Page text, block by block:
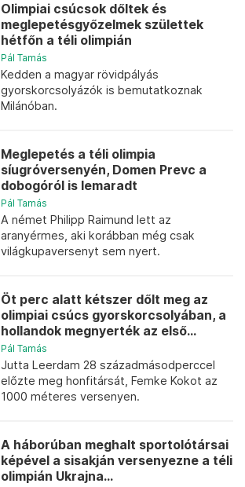
Olimpiai csúcsok dőltek és
meglepetésgyőzelmek születtek
hétfőn a téli olimpián
Pál Tamás
Kedden a magyar rövidpályás
gyorskorcsolyázók is bemutatkoznak
Milánóban.
Meglepetés a téli olimpia
síugróversenyén, Domen Prevc a
dobogóról is lemaradt
Pál Tamás
A német Philipp Raimund lett az
aranyérmes, aki korábban még csak
világkupaversenyt sem nyert.
Öt perc alatt kétszer dőlt meg az
olimpiai csúcs gyorskorcsolyában, a
hollandok megnyerték az első...
Pál Tamás
Jutta Leerdam 28 századmásodperccel
előzte meg honfitársát, Femke Kokot az
1000 méteres versenyen.
A háborúban meghalt sportolótársai
képével a sisakján versenyezne a téli
olimpián Ukrajna...